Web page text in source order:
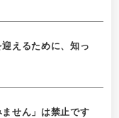
えるために、知っ
せん」は禁止です